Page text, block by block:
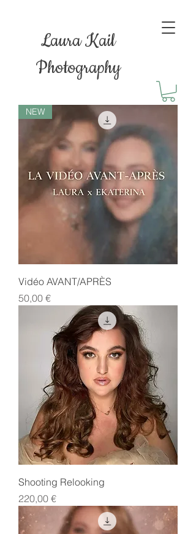
Laura Kail
Photography
NEW
Vidéo AVANT/APRÈS
Prix
50,00 €
Shooting Relooking
Prix
220,00 €